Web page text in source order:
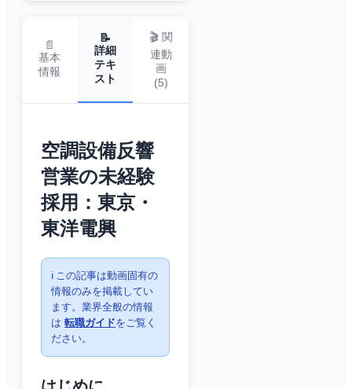
📄
基本
情報
📝
詳細
テキ
スト
🎬 関
連動
画
(5)
空調設備反響
営業の未経験
採用：東京・
東洋電興
ℹ️ この記事は動画固有の
情報のみを掲載してい
ます。業界全般の情報
は 転職ガイドをご覧く
ださい。